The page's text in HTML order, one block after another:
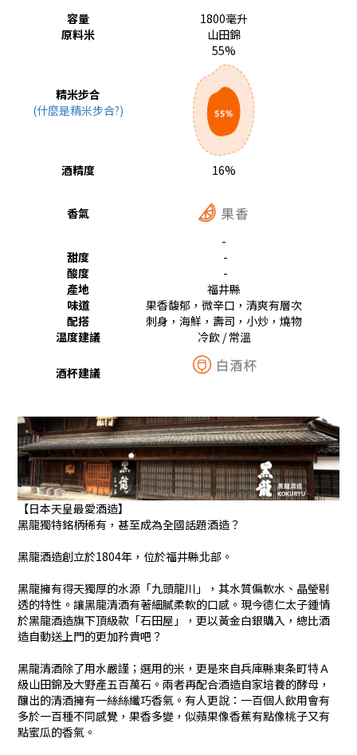
容量
1800毫升
原料米
山田錦
精米步合
(什麼是精米步合?)
55%
酒精度 16%
香氣
-
甜度
-
酸度
-
產地
福井縣
味道
果香馥郁，微辛口，清爽有層次
配搭
刺身，海鮮，壽司，小炒，燒物
温度建議
冷飲 / 常溫
酒杯建議
【日本天皇最愛酒造】
黑龍獨特銘柄稀有，甚至成為全國話題酒造？
黑龍酒造創立於1804年，位於福井縣北部。
黑龍擁有得天獨厚的水源「九頭龍川」，其水質偏軟水、晶瑩剔
透的特性。讓黑龍清酒有著細膩柔軟的口感。現今德仁太子鍾情
於黑龍酒造旗下頂級款「石田屋」，更以黃金白銀購入，總比酒
造自動送上門的更加矜貴吧？
黑龍清酒除了用水嚴謹；選用的米，更是來自兵庫縣東条町特Ａ
級山田錦及大野產五百萬石。兩者再配合酒造自家培養的酵母，
釀出的清酒擁有一絲絲纖巧香氣。有人更說：一百個人飲用會有
多於一百種不同感覺，果香多變，似蘋果像香蕉有點像桃子又有
點蜜瓜的香氣。